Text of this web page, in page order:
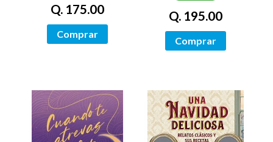
Q. 175.00
Comprar
Q. 195.00
Comprar